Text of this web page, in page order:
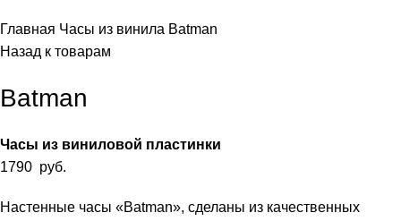
Главная Часы из винила Batman
Назад к товарам
Batman
Часы из виниловой пластинки
1790 руб.
Настенные часы «Batman», сделаны из качественных